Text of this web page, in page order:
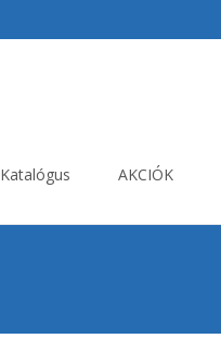
Katalógus AKCIÓK